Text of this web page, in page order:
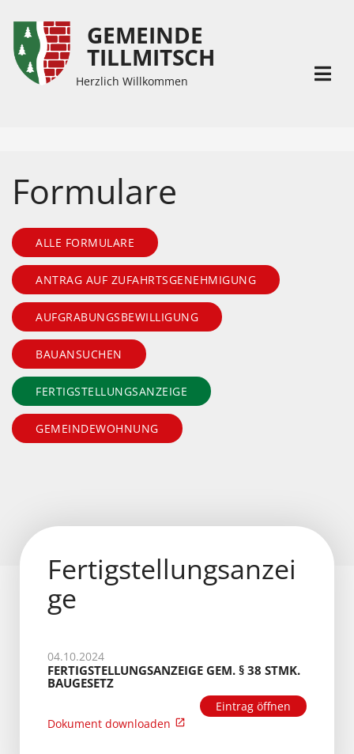
Inhalt
Accesskey
Hauptmenü
Accesskey
GEMEINDE
TILLMITSCH
Herzlich Willkommen
Formulare
ALLE FORMULARE
ANTRAG AUF ZUFAHRTSGENEHMIGUNG
AUFGRABUNGSBEWILLIGUNG
BAUANSUCHEN
FERTIGSTELLUNGSANZEIGE
GEMEINDEWOHNUNG
Fertigstellungsanzei
ge
04.10.2024
FERTIGSTELLUNGSANZEIGE GEM. § 38 STMK.
BAUGESETZ
Eintrag öffnen
Dokument downloaden